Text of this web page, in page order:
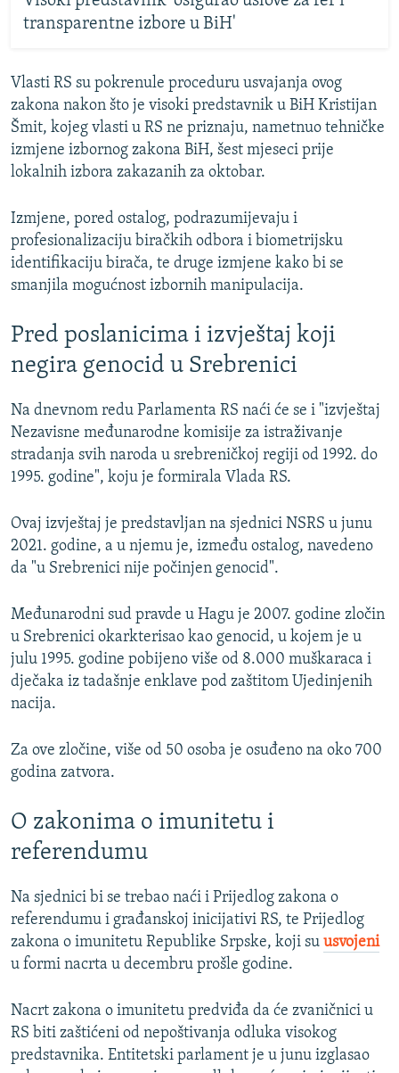
transparentne izbore u BiH'
Vlasti RS su pokrenule proceduru usvajanja ovog
zakona nakon što je visoki predstavnik u BiH Kristijan
Šmit, kojeg vlasti u RS ne priznaju, nametnuo tehničke
izmjene izbornog zakona BiH, šest mjeseci prije
lokalnih izbora zakazanih za oktobar.
Izmjene, pored ostalog, podrazumijevaju i
profesionalizaciju biračkih odbora i biometrijsku
identifikaciju birača, te druge izmjene kako bi se
smanjila mogućnost izbornih manipulacija.
Pred poslanicima i izvještaj koji
negira genocid u Srebrenici
Na dnevnom redu Parlamenta RS naći će se i "izvještaj
Nezavisne međunarodne komisije za istraživanje
stradanja svih naroda u srebreničkoj regiji od 1992. do
1995. godine", koju je formirala Vlada RS.
Ovaj izvještaj je predstavljan na sjednici NSRS u junu
2021. godine, a u njemu je, između ostalog, navedeno
da "u Srebrenici nije počinjen genocid".
Međunarodni sud pravde u Hagu je 2007. godine zločin
u Srebrenici okarkterisao kao genocid, u kojem je u
julu 1995. godine pobijeno više od 8.000 muškaraca i
dječaka iz tadašnje enklave pod zaštitom Ujedinjenih
nacija.
Za ove zločine, više od 50 osoba je osuđeno na oko 700
godina zatvora.
O zakonima o imunitetu i
referendumu
Na sjednici bi se trebao naći i Prijedlog zakona o
referendumu i građanskoj inicijativi RS, te Prijedlog
zakona o imunitetu Republike Srpske, koji su usvojeni
u formi nacrta u decembru prošle godine.
Nacrt zakona o imunitetu predviđa da će zvaničnici u
RS biti zaštićeni od nepoštivanja odluka visokog
predstavnika. Entitetski parlament je u junu izglasao